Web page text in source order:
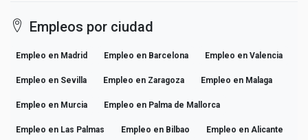
Empleos por ciudad
Empleo en Madrid Empleo en Barcelona Empleo en Valencia
Empleo en Sevilla Empleo en Zaragoza Empleo en Malaga
Empleo en Murcia Empleo en Palma de Mallorca
Empleo en Las Palmas Empleo en Bilbao Empleo en Alicante